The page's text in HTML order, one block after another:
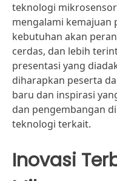
teknologi
mengalami kemajuan
kebutuhan akan
cerdas, dan lebih
presentasi yang
diharapkan peserta
baru dan inspirasi
dan pengembangan
teknologi terkait.
Inovasi